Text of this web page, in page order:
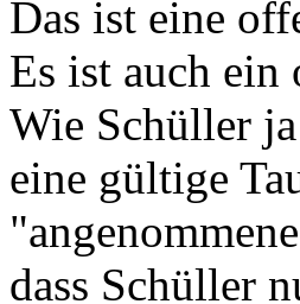
Das ist eine
Es ist auch
Wie Schüller
eine gültige
dass Schüller